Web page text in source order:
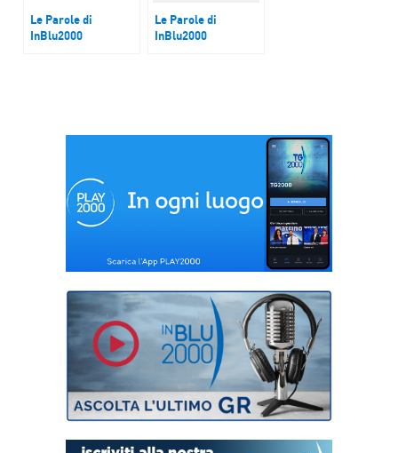
Le Parole di
InBlu2000
Le Parole di
InBlu2000